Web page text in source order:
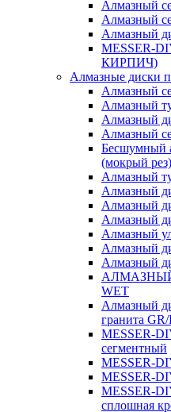
Алмазный
Алмазный
Алмазный
MESSER-
КИРПИЧ)
Алмазные диски
Алмазный
Алмазный
Алмазный
Алмазный
Бесшумный
(мокрый рез)
Алмазный
Алмазный
Алмазный
Алмазный
Алмазный
Алмазный
Алмазный
WET
Алмазный
гранита GR/
MESSER-
сегментный
MESSER-
MESSER-
MESSER-
сплошная